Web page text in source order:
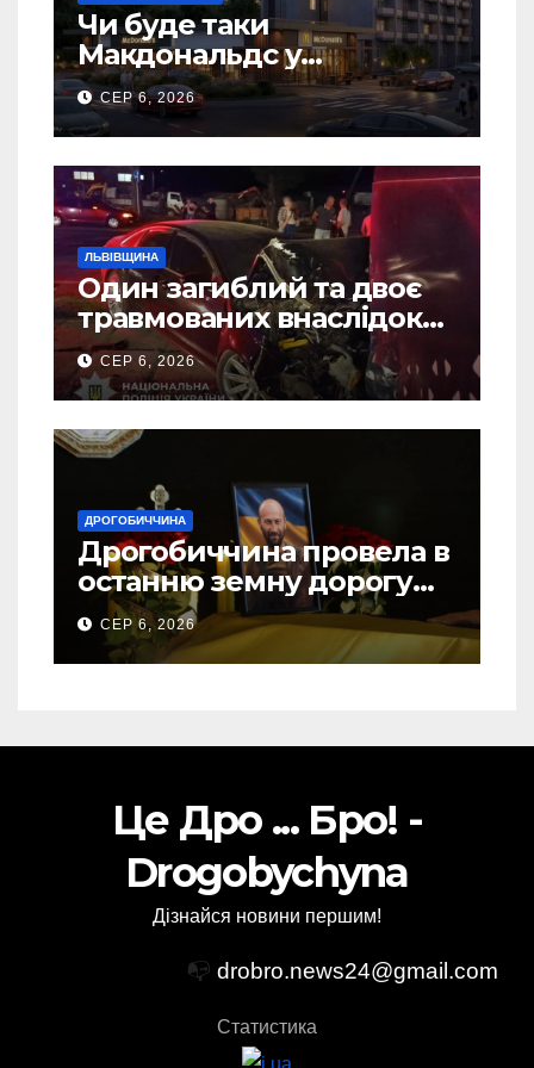
Чи буде таки
Макдональдс у
Дрогобичі? (Фото)
СЕР 6, 2026
ЛЬВІВЩИНА
Один загиблий та двоє
травмованих внаслідок
ДТП на Самбірщині
СЕР 6, 2026
ДРОГОБИЧЧИНА
Дрогобиччина провела в
останню земну дорогу
свого Захисника – Олега
Торського
СЕР 6, 2026
Це Дро ... Бро! -
Drogobychyna
Дізнайся новини першим!
📭 drobro.news24@gmail.com
Статистика